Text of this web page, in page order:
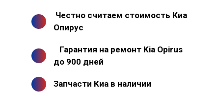
Честно считаем стоимость Киа
Опирус
Гарантия на ремонт Kia Opirus
до 900 дней
Запчасти Киа в наличии